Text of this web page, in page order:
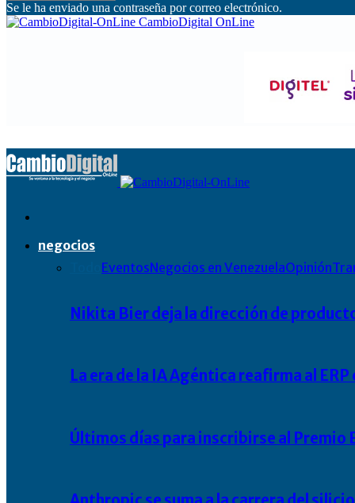
Se le ha enviado una contraseña por correo electrónico.
CambioDigital OnLine
negocios
EventosNegocios en VenezuelaOpinión
Nikita Bier deja la dirección de
La era de la IA Agéntica reafirma al
Últimos días para inscribirse al Premio